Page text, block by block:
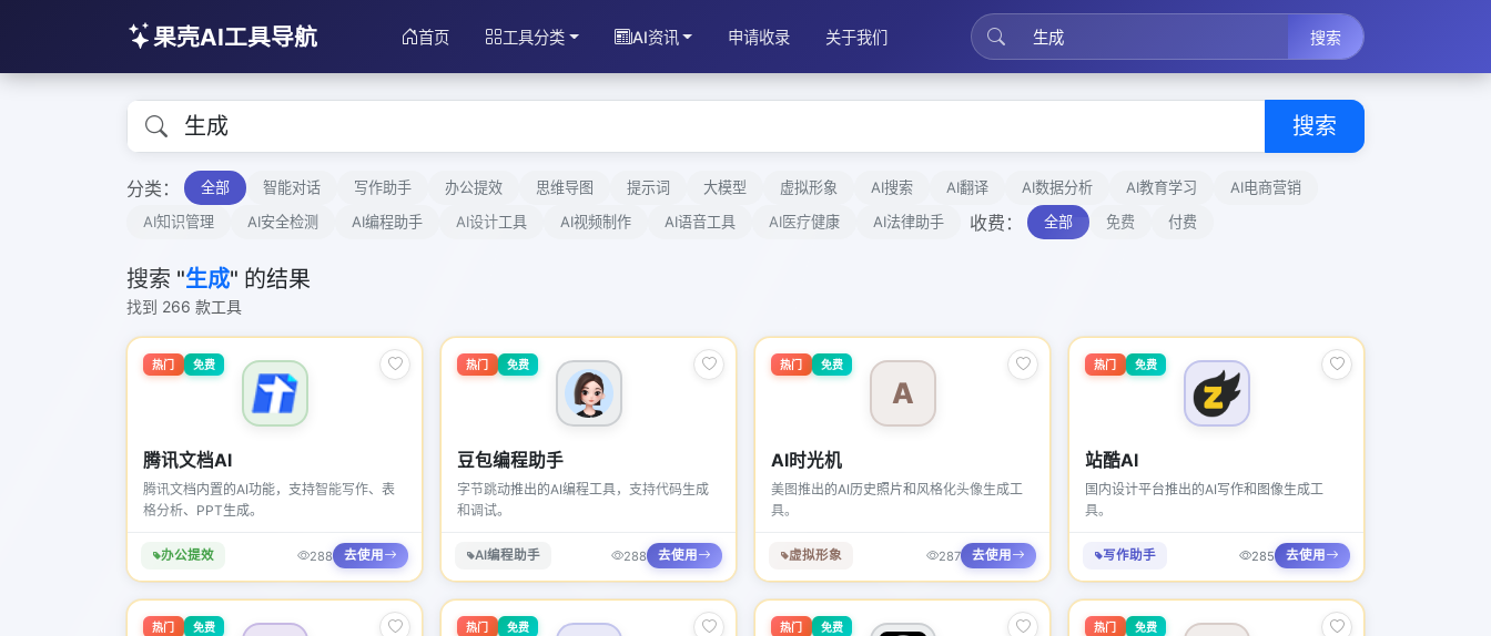
果壳AI工具导航 首页 工具分类 AI资讯 申请收录 关于我们 搜索
搜索
分类： 全部 智能对话 写作助手 办公提效 思维导图 提示词 大模型 虚拟形象 AI搜索 AI翻译 AI数据分析 AI教育学习
AI电商营销
AI知识管理
AI安全检测 AI编程助手 AI设计工具 AI视频制作 AI语音工具 AI医疗健康 AI法律助手 收费： 全部 免费 付费
搜索 "生成" 的结果
找到 266 款工具
热门 免费
腾讯文档AI
腾讯文档内置的AI功能，支持智能写作、表
格分析、PPT生成。
办公提效 288 去使用
热门 免费
豆包编程助手
字节跳动推出的AI编程工具，支持代码生成
和调试。
AI编程助手 288 去使用
A
热门 免费
AI时光机
美图推出的AI历史照片和风格化头像生成工
具。
虚拟形象 287 去使用
热门 免费
站酷AI
国内设计平台推出的AI写作和图像生成工
具。
写作助手 285 去使用
热门 免费 热门 免费 热门 免费 热门 免费